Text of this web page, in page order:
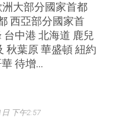
大部分國家首都
西亞部分國家首
中港 北海道 鹿兒
秋葉原 華盛頓 紐約
待增…
下午2:57